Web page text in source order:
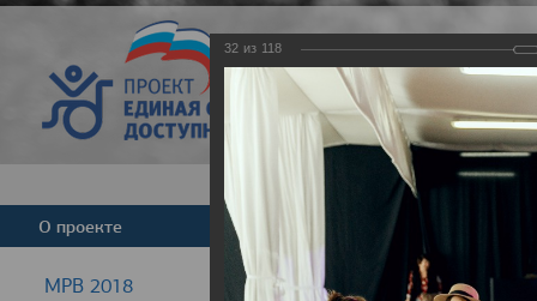
Версия для
О проекте Команда Новости
МРВ 2018
32 из 118